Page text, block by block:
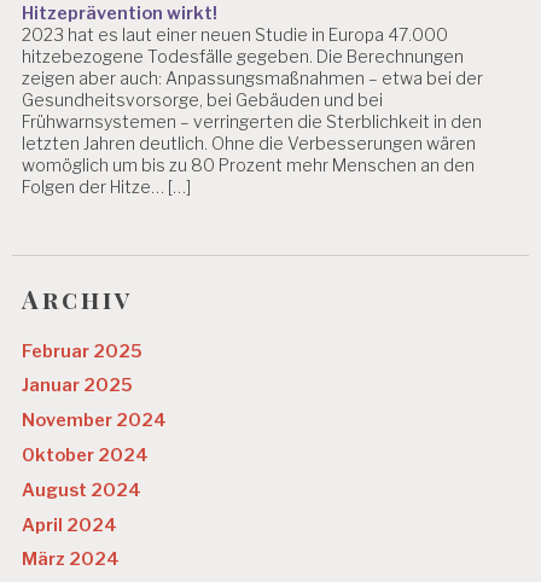
Hitzeprävention wirkt!
2023 hat es laut einer neuen Studie in Europa 47.000
hitzebezogene Todesfälle gegeben. Die Berechnungen
zeigen aber auch: Anpassungsmaßnahmen – etwa bei der
Gesundheitsvorsorge, bei Gebäuden und bei
Frühwarnsystemen – verringerten die Sterblichkeit in den
letzten Jahren deutlich. Ohne die Verbesserungen wären
womöglich um bis zu 80 Prozent mehr Menschen an den
Folgen der Hitze… […]
Archiv
Februar 2025
Januar 2025
November 2024
Oktober 2024
August 2024
April 2024
März 2024